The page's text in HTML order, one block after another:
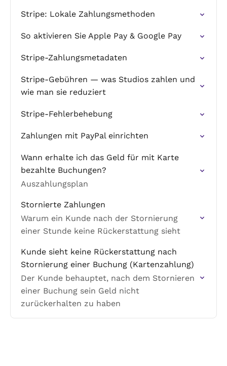
Stripe: Lokale Zahlungsmethoden
So aktivieren Sie Apple Pay & Google Pay
Stripe-Zahlungsmetadaten
Stripe-Gebühren — was Studios zahlen und
wie man sie reduziert
Stripe-Fehlerbehebung
Zahlungen mit PayPal einrichten
Wann erhalte ich das Geld für mit Karte
bezahlte Buchungen?
Auszahlungsplan
Stornierte Zahlungen
Warum ein Kunde nach der Stornierung
einer Stunde keine Rückerstattung sieht
Kunde sieht keine Rückerstattung nach
Stornierung einer Buchung (Kartenzahlung)
Der Kunde behauptet, nach dem Stornieren
einer Buchung sein Geld nicht
zurückerhalten zu haben